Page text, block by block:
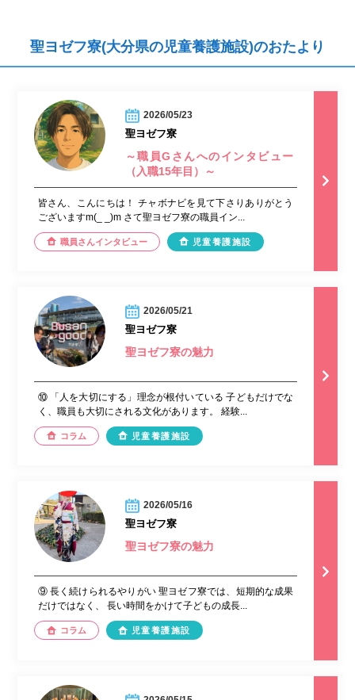
聖ヨゼフ寮(大分県の児童養護施設)のおたより
2026/05/23
聖ヨゼフ寮
～職員Gさんへのインタビュー
（入職15年目）～
皆さん、こんにちは！ チャボナビを見て下さりありがとう
ございますm(_ _)m さて聖ヨゼフ寮の職員イン...
職員さんインタビュー 児童養護施設
2026/05/21
聖ヨゼフ寮
聖ヨゼフ寮の魅力
⑩ 「人を大切にする」理念が根付いている 子どもだけでな
く、職員も大切にされる文化があります。 経験...
コラム 児童養護施設
2026/05/16
聖ヨゼフ寮
聖ヨゼフ寮の魅力
⑨ 長く続けられるやりがい 聖ヨゼフ寮では、短期的な成果
だけではなく、 長い時間をかけて子どもの成長...
コラム 児童養護施設